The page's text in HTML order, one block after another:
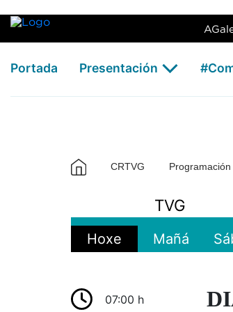
Portada Presentación
CRTVG Programación
TVG
Hoxe Mañá
07:00 h